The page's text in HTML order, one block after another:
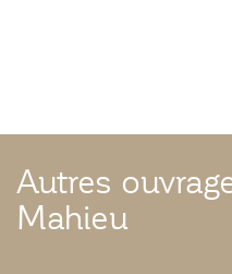
Autres
Mahieu